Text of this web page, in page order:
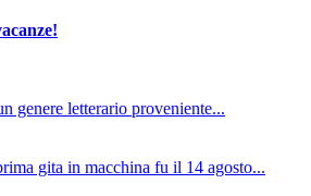
genere letterario proveniente...
gita in macchina fu il 14 agosto...